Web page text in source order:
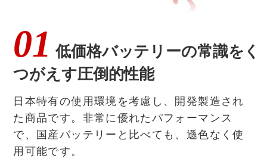
01 低価格バッテリーの常識をく
つがえす圧倒的性能
日本特有の使用環境を考慮し、開発製造され
た商品です。非常に優れたパフォーマンス
で、国産バッテリーと比べても、遜色なく使
用可能です。